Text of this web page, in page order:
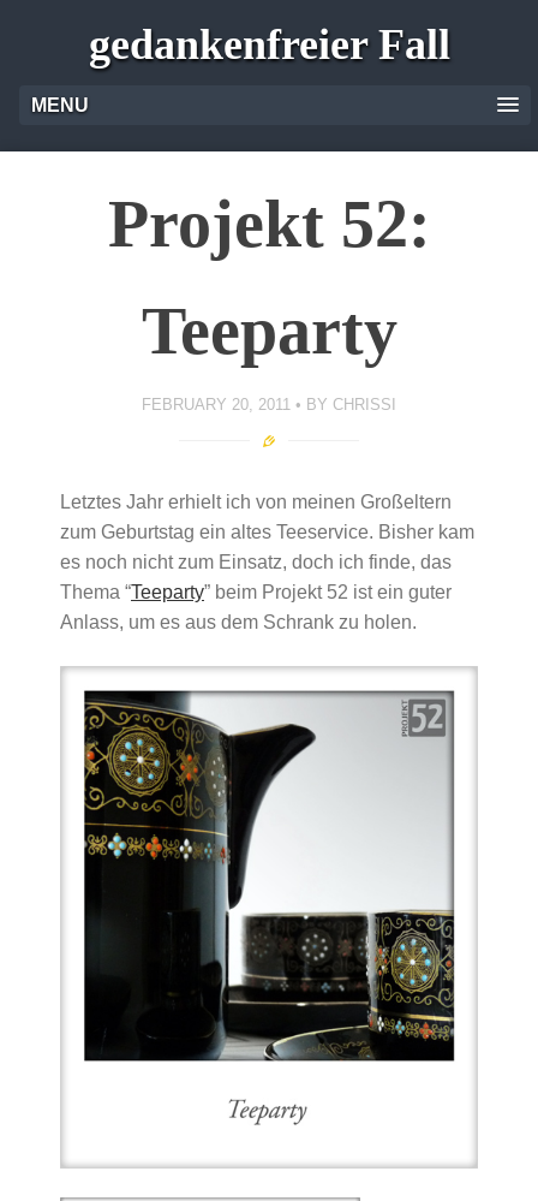
gedankenfreier Fall
MENU
Projekt 52:
Teeparty
FEBRUARY 20, 2011 BY CHRISSI
Letztes Jahr erhielt ich von meinen Großeltern
zum Geburtstag ein altes Teeservice. Bisher kam
es noch nicht zum Einsatz, doch ich finde, das
Thema “Teeparty” beim Projekt 52 ist ein guter
Anlass, um es aus dem Schrank zu holen.